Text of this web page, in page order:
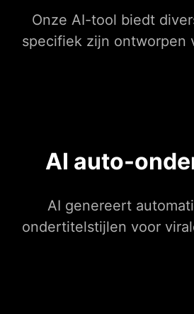
Onze AI-tool biedt
specifiek zijn ontworpen
AI auto-
AI genereert
ondertitelstijlen voor